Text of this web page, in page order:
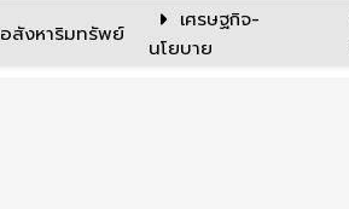
อสังหาริมทรัพย์
เศรษฐกิจ-
นโยบาย